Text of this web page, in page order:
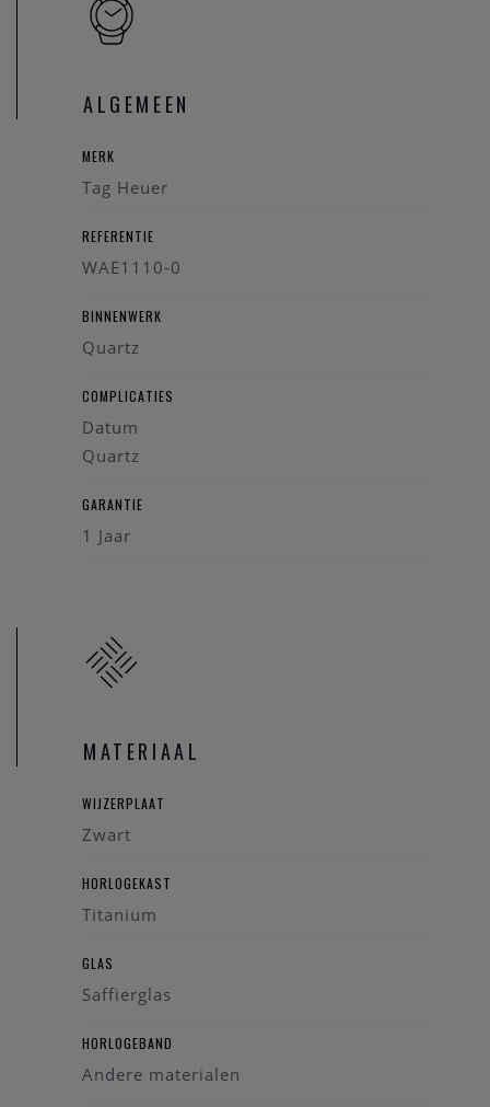
ALGEMEEN
MERK
Tag Heuer
REFERENTIE
WAE1110-0
BINNENWERK
Quartz
COMPLICATIES
Datum
Quartz
GARANTIE
1 Jaar
MATERIAAL
WIJZERPLAAT
Zwart
HORLOGEKAST
Titanium
GLAS
Saffierglas
HORLOGEBAND
Andere materialen